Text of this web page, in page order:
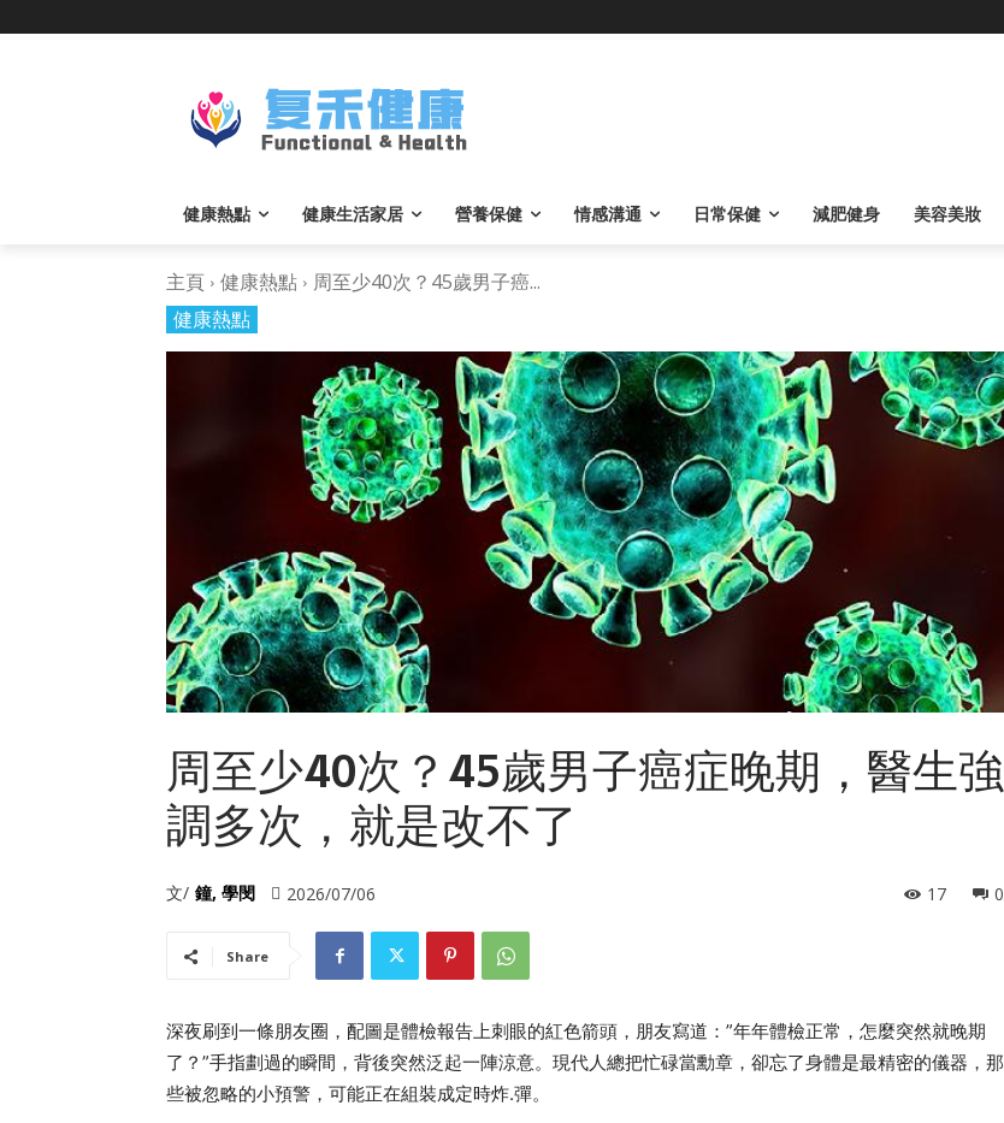
健康熱點 健康生活家居 營養保健 情感溝通 日常保健 減肥健身 美容美妝
主頁 健康熱點
周至少40次？45歲男子癌...
健康熱點
周至少40次？45歲男子癌症晚期，醫生強
調多次，就是改不了
文/ 鐘, 學閔 2026/07/06 0
17
Share
深夜刷到一條朋友圈，配圖是體檢報告上刺眼的紅色箭頭，朋友寫道：”年年體檢正常，怎麼突然就晚期
了？”手指劃過的瞬間，背後突然泛起一陣涼意。現代人總把忙碌當勳章，卻忘了身體是最精密的儀器，那
些被忽略的小預警，可能正在組裝成定時炸.彈。